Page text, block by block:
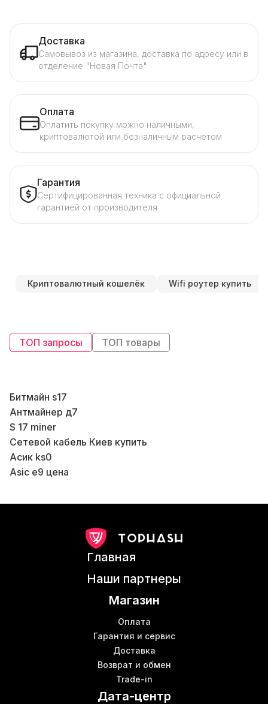
Доставка
Самовывоз из магазина, доставка по адресу или в
отделение "Новая Почта"
Оплата
Оплатить покупку можно наличными,
криптовалютой или безналичным расчетом
Гарантия
Сертифицированная техника с официальной
гарантией от производителя
Криптовалютный кошелёк Wifi роутер купить
ТОП запросы ТОП товары
Битмайн s17
Антмайнер д7
S 17 miner
Сетевой кабель Киев купить
Асик ks0
Asic e9 цена
Bitmain antminer k7
Майнер оборудование
Купить в Киеве вай фай роутер
Шумо бокс для асика
Комплектующие и оборудование для майнинга
Купить витую пару в Харькове
Купить асик antminer s9
Главная
Наши партнеры
Магазин
Оплата
Гарантия и сервис
Доставка
Возврат и обмен
Trade-in
Дата-центр